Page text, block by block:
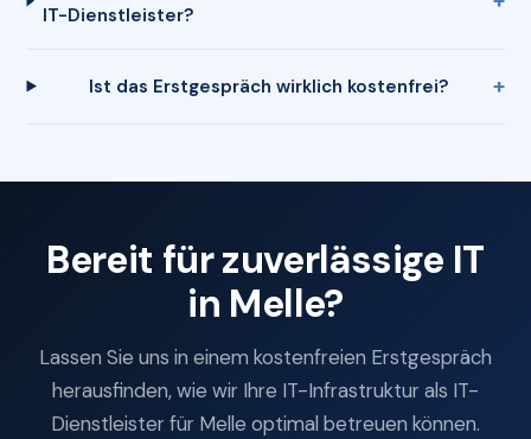
IT-Dienstleister?
Ist das Erstgespräch wirklich kostenfrei?
Bereit für zuverlässige IT
in Melle?
Lassen Sie uns in einem kostenfreien Erstgespräch
herausfinden, wie wir Ihre IT-Infrastruktur als IT-
Dienstleister für Melle optimal betreuen können.